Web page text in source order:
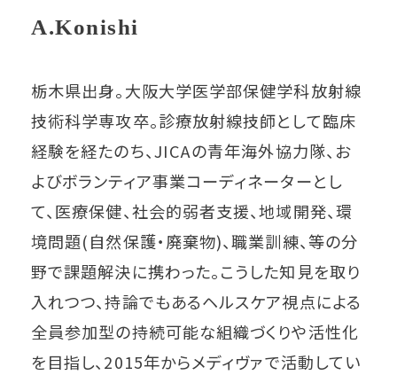
A.Konishi
栃木県出身。大阪大学医学部保健学科放射線
技術科学専攻卒。診療放射線技師として臨床
経験を経たのち、JICAの青年海外協力隊、お
よびボランティア事業コーディネーターとし
て、医療保健、社会的弱者支援、地域開発、環
境問題(自然保護・廃棄物)、職業訓練、等の分
野で課題解決に携わった。こうした知見を取り
入れつつ、持論でもあるヘルスケア視点による
全員参加型の持続可能な組織づくりや活性化
を目指し、2015年からメディヴァで活動してい